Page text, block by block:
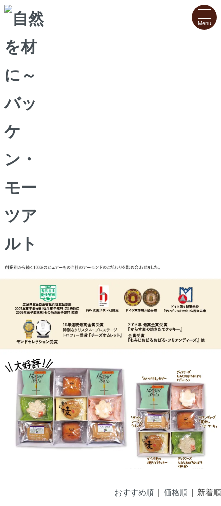
ホーム > アソートギフト
創業記念Backen西洋菓子
おすすめ順 価格順 | 新着順